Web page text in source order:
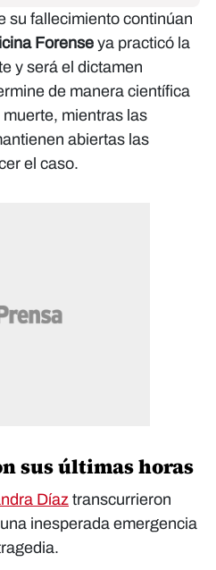
su fallecimiento continúan
Forense ya practicó la
y será el dictamen
de manera científica
mientras las
abiertas las
el caso.
sus últimas horas
Díaz transcurrieron
inesperada emergencia